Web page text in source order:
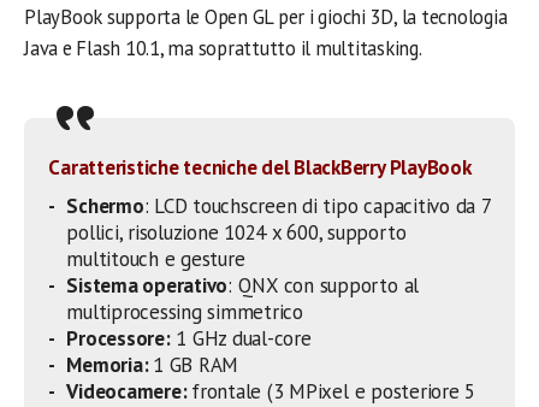
PlayBook supporta le Open GL per i giochi 3D, la tecnologia
Java e Flash 10.1, ma soprattutto il multitasking.
Caratteristiche tecniche del BlackBerry PlayBook
Schermo: LCD touchscreen di tipo capacitivo da 7
pollici, risoluzione 1024 x 600, supporto
multitouch e gesture
Sistema operativo: QNX con supporto al
multiprocessing simmetrico
Processore:1 GHz dual-core
Memoria:1 GB RAM
Videocamere:frontale (3 MPixel e posteriore 5